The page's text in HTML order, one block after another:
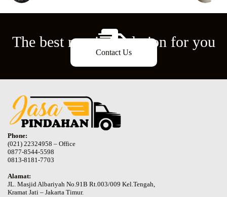
The best moving solution for you
Contact Us
Phone:
(021) 22324958 – Office
0877-8544-5598
0813-8181-7703
Alamat:
JL. Masjid Albariyah No.91B Rt.003/009 Kel.Tengah,
Kramat Jati – Jakarta Timur.